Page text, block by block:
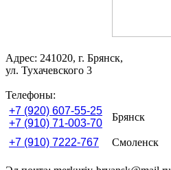
Адрес: 241020, г. Брянск,
ул. Тухачевского 3
Телефоны:
+7 (920) 607-55-25
+7 (910) 71-003-70
Брянск
+7 (910) 7222-767 Смоленск